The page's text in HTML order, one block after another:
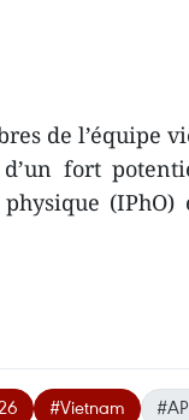
de l’équipe
fort
#Vietnam